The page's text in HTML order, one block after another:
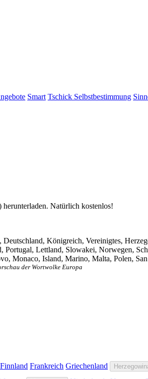
Smart Tschick Selbstbestimmung
Natürlich kostenlos!
Königreich, Vereinigtes,
Lettland, Slowakei, Norwegen,
Monaco, Island, Marino, Malta, Polen, San
der Wortwolke Europa
Finnland Frankreich Griechenland